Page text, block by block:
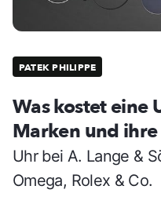
PATEK PHILIPPE
Was kostet eine
Marken und ihre
Uhr bei A. Lange &
Omega, Rolex & Co.